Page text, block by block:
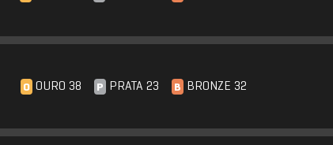
O OURO 38 P PRATA 23 B BRONZE 32